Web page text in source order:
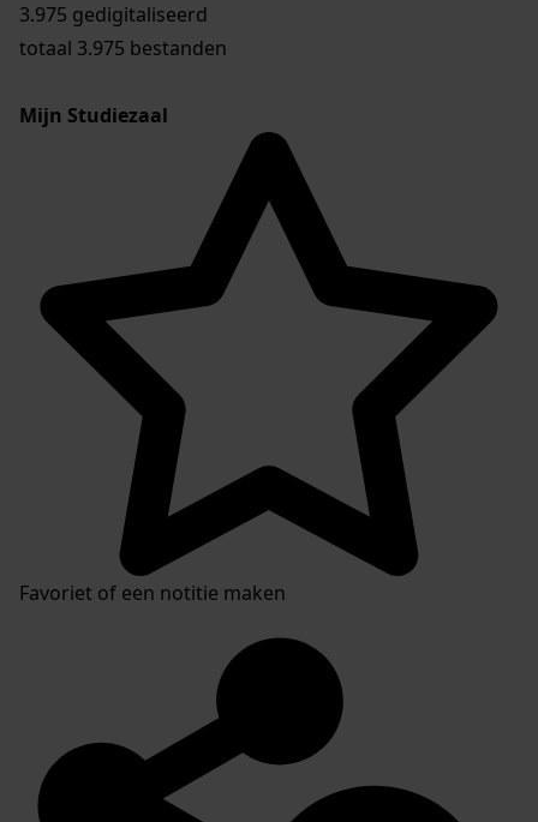
3.975 gedigitaliseerd
totaal 3.975 bestanden
Mijn Studiezaal
Favoriet of een notitie maken